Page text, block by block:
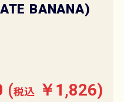
BANANA)
(税込 ￥1,826)